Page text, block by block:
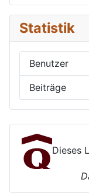
Statistik
Benutzer
Beiträge
Dieses